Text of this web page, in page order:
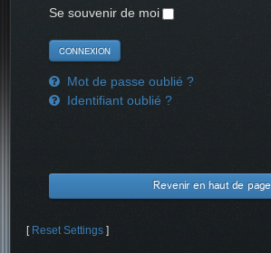
Se souvenir de moi
Mot de passe oublié ?
Identifiant oublié ?
Revenir en haut de page
[ Reset Settings ]